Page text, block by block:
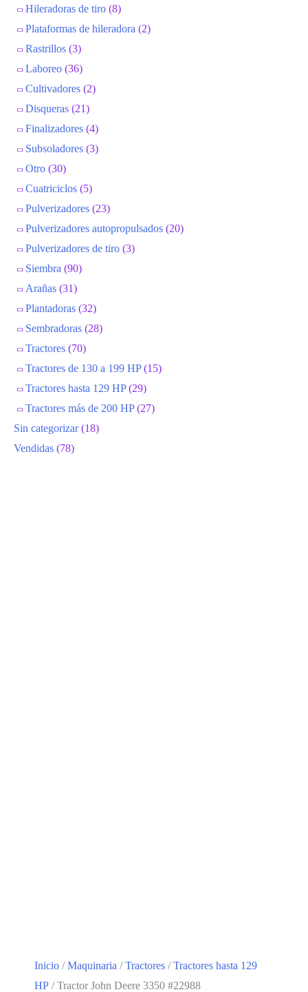
Hileradoras de tiro (8)
Plataformas de hileradora (2)
Rastrillos (3)
Laboreo (36)
Cultivadores (2)
Disqueras (21)
Finalizadores (4)
Subsoladores (3)
Otro (30)
Cuatriciclos (5)
Pulverizadores (23)
Pulverizadores autopropulsados (20)
Pulverizadores de tiro (3)
Siembra (90)
Arañas (31)
Plantadoras (32)
Sembradoras (28)
Tractores (70)
Tractores de 130 a 199 HP (15)
Tractores hasta 129 HP (29)
Tractores más de 200 HP (27)
Sin categorizar (18)
Vendidas (78)
Inicio /Maquinaria /Tractores /Tractores hasta 129
HP / Tractor John Deere 3350 #22988